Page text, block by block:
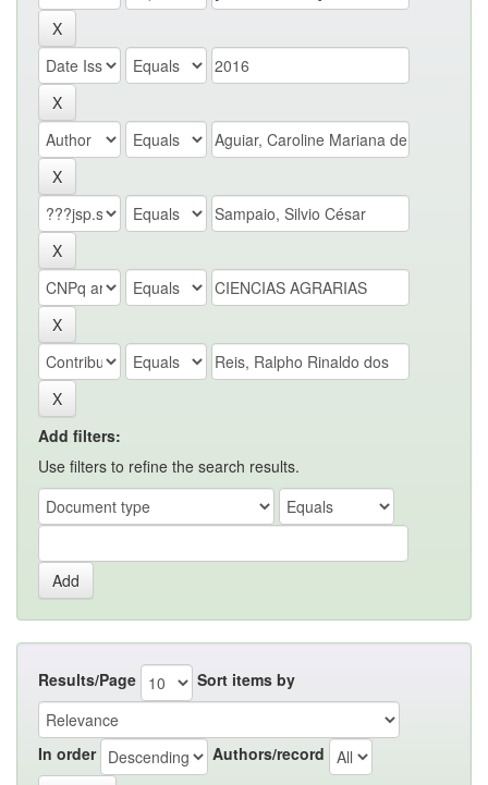
Add filters:
Use filters to refine the search results.
Results/Page Sort items by
In order Authors/record